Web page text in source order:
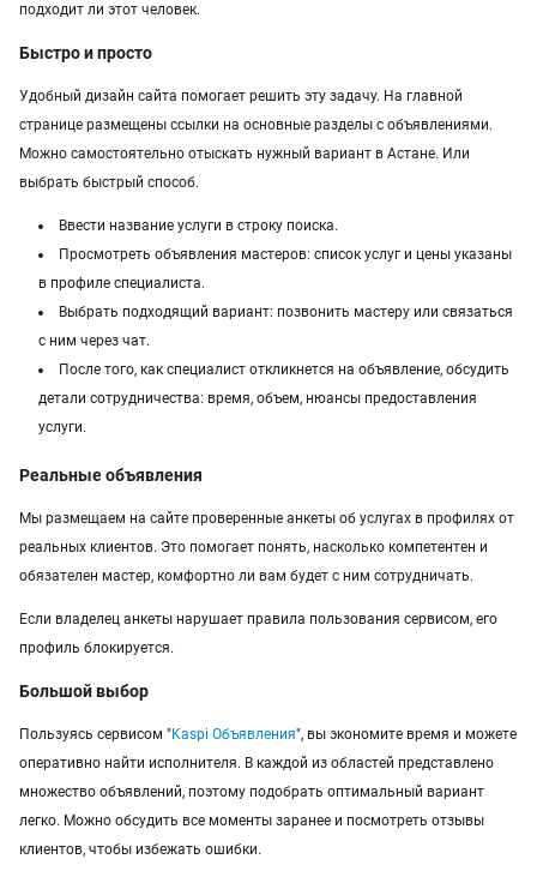
подходит ли этот человек.
Быстро и просто
Удобный дизайн сайта помогает решить эту задачу. На главной
странице размещены ссылки на основные разделы с объявлениями.
Можно самостоятельно отыскать нужный вариант в Астане. Или
выбрать быстрый способ.
Ввести название услуги в строку поиска.
Просмотреть объявления мастеров: список услуг и цены указаны
в профиле специалиста.
Выбрать подходящий вариант: позвонить мастеру или связаться
с ним через чат.
После того, как специалист откликнется на объявление, обсудить
детали сотрудничества: время, объем, нюансы предоставления
услуги.
Реальные объявления
Мы размещаем на сайте проверенные анкеты об услугах в профилях от
реальных клиентов. Это помогает понять, насколько компетентен и
обязателен мастер, комфортно ли вам будет с ним сотрудничать.
Если владелец анкеты нарушает правила пользования сервисом, его
профиль блокируется.
Большой выбор
Пользуясь сервисом "Kaspi Объявления", вы экономите время и можете
оперативно найти исполнителя. В каждой из областей представлено
множество объявлений, поэтому подобрать оптимальный вариант
легко. Можно обсудить все моменты заранее и посмотреть отзывы
клиентов, чтобы избежать ошибки.